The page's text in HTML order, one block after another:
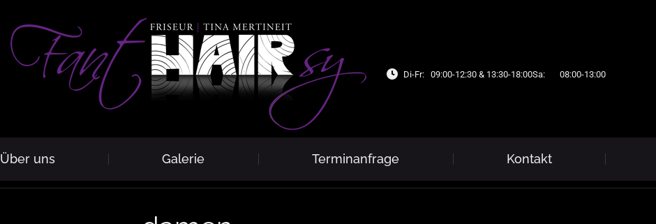
Di-Fr: 09:00-12:30 & 13:30-18:00Sa: 08:00-13:00
Über uns Galerie Terminanfrage Kontakt